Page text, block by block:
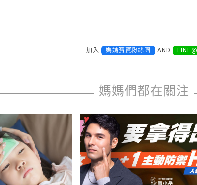
加入 媽媽寶寶粉絲團 AND LINE@
媽媽們都在關注